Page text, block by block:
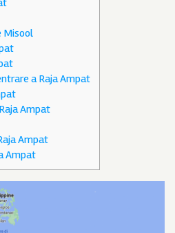
Misool
a Raja Ampat
Ampat
Ampat
Ampat